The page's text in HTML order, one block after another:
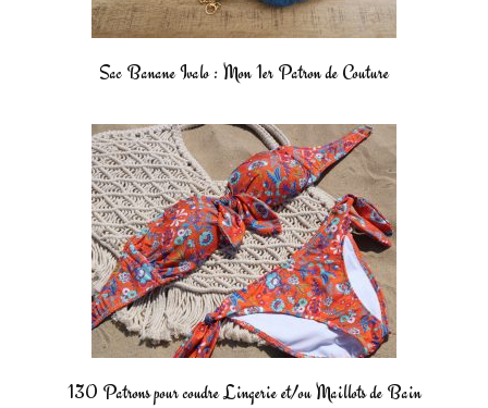
Sac Banane Ivalo : Mon 1er Patron de Couture
130 Patrons pour coudre Lingerie et/ou Maillots de Bain